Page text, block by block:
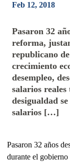
Feb 12, 2018
Pasaron 32
reforma,
republicano
crecimiento
desempleo,
salarios
desigualdad
salarios […]
Pasaron 32 años
durante el